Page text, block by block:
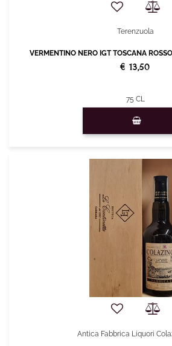
Terenzuola
VERMENTINO NERO IGT TOSCANA
€ 13,50
75 CL
Antica Fabbrica Liquori